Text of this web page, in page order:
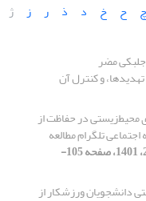
چ ح خ د ذ ر ز ژ
مضر
در حفاظت از
تلگرام مطالعه
[دوره 13، شماره 25، 1401، صفحه 105-
دانشجویان ورزشکار از